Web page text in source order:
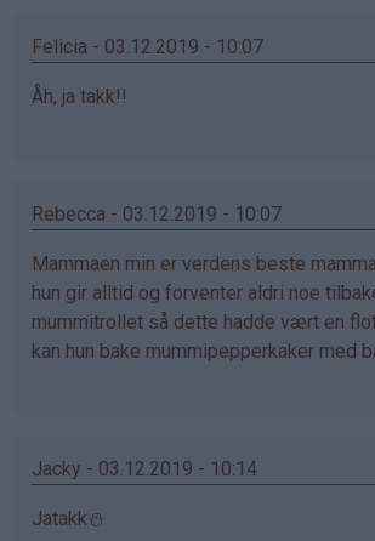
Felicia - 03.12.2019 - 10:07
Åh, ja takk!!
Rebecca - 03.12.2019 - 10:07
Mammaen min er verdens beste
hun gir alltid og forventer aldri noe
mummitrollet så dette hadde vært en
kan hun bake mummipepperkaker med
Jacky - 03.12.2019 - 10:14
Jatakk⛄️